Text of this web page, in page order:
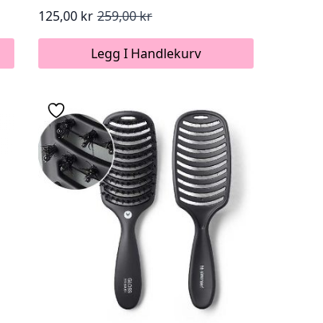
259,00kr
Opprinnelig
var:
125,00 kr
Nåværende
er:
Legg I Handlekurv